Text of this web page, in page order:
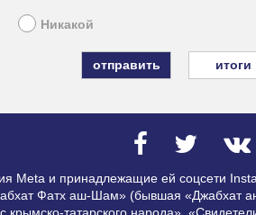
Никакой
итоги
Meta и принадлежащие ей соцсети
Фатх аш-Шам» (бывшая «Джабхат
татарского народа»,